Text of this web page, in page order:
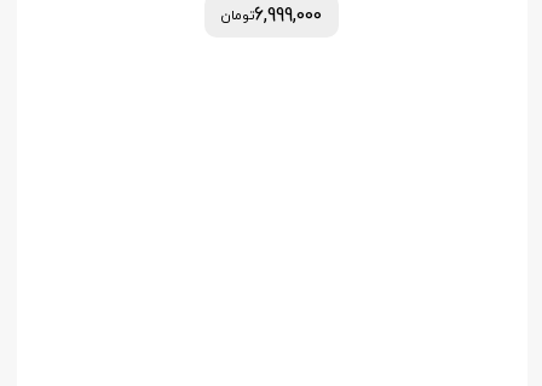
6,999,000تومان